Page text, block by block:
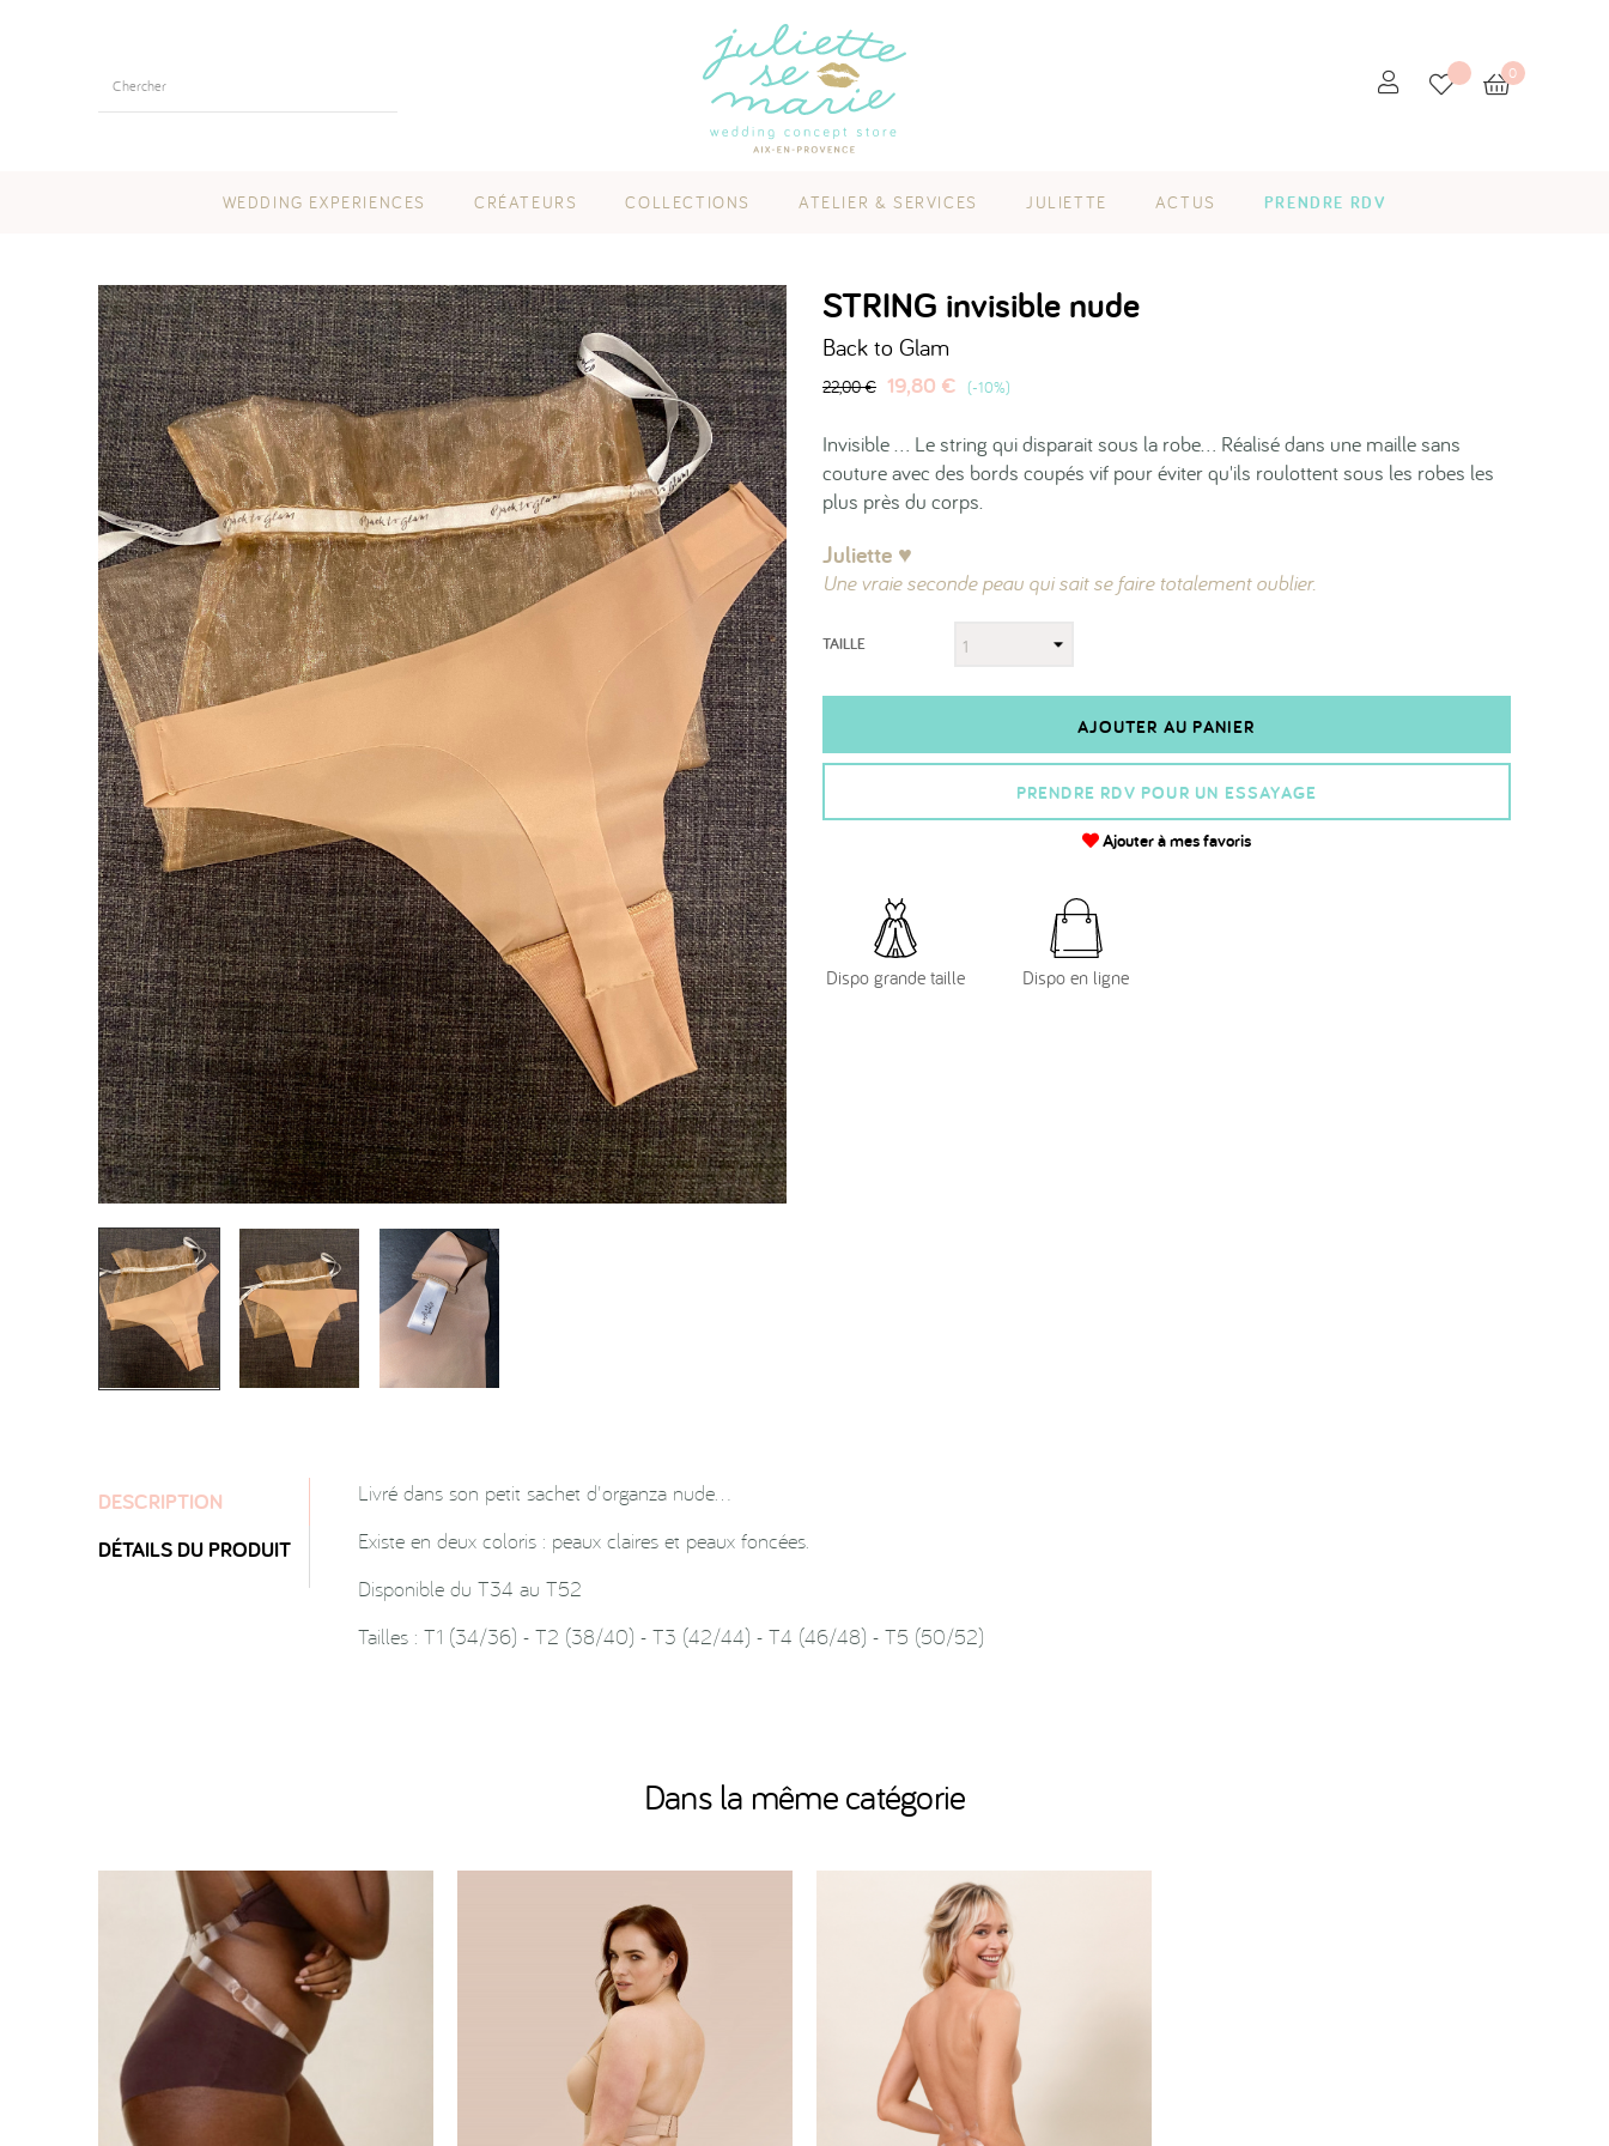
0
WEDDING EXPERIENCES CRÉATEURS COLLECTIONS ATELIER & SERVICES JULIETTE ACTUS PRENDRE RDV
STRING invisible nude
Back to Glam
22,00 € 19,80 € -10%
Invisible ... Le string qui disparait sous la robe... Réalisé dans une maille sans
couture avec des bords coupés vif pour éviter qu'ils roulottent sous les robes les
plus près du corps.
Juliette ♥︎
Une vraie seconde peau qui sait se faire totalement oublier.
TAILLE
AJOUTER AU PANIER
PRENDRE RDV POUR UN ESSAYAGE
Ajouter à mes favoris
Dispo grande taille Dispo en ligne
DESCRIPTION
DÉTAILS DU PRODUIT
Livré dans son petit sachet d'organza nude…
Existe en deux coloris : peaux claires et peaux foncées.
Disponible du T34 au T52
Tailles : T1 (34/36) - T2 (38/40) - T3 (42/44) - T4 (46/48) - T5 (50/52)
Dans la même catégorie